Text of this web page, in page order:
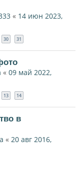
« 14 июн 2023,
30 31
« 09 май 2022,
13 14
в
« 20 авг 2016,